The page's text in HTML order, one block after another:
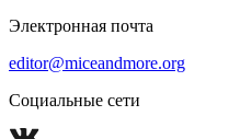
Электронная почта
editor@miceandmore.org
Социальные сети